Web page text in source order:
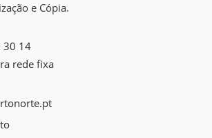
e Cópia.
30 14
rede fixa